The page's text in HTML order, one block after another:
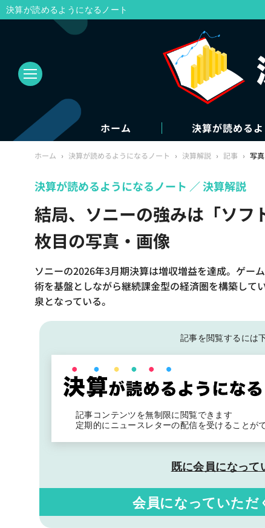
ホーム 決算が読める
ホーム › 決算が読めるようになるノート › 決算解説 › 記事 › 写
結局、ソニーの強みは「ソフ
枚目の写真・画像
ソニーの2026年3月期決算は増収増益を達成。ゲー
術を基盤としながら継続課金型の経済圏を構築して
泉となっている。
決算が読めるようになるノート 決算解説
記事を閲覧するには
記事コンテンツを無制限に閲覧できます
定期的にニュースレターの配信を受けることが
既に会員になって
会員になっていただ
決算が読めるようになるノート